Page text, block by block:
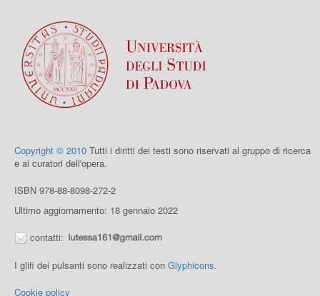
Copyright © 2010 Tutti i diritti dei testi sono riservati al gruppo di ricerca
e ai curatori dell'opera.
ISBN 978-88-8098-272-2
Ultimo aggiornamento: 18 gennaio 2022
contatti:
I glifi dei pulsanti sono realizzati con Glyphicons.
Cookie policy